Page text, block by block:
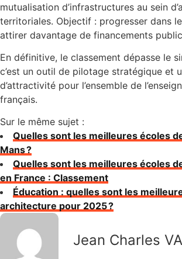
mutualisation d’infrastructures au sein
territoriales. Objectif : progresser dans
attirer davantage de financements
En définitive, le classement dépasse le
c’est un outil de pilotage stratégique et
d’attractivité pour l’ensemble de
français.
Sur le même sujet :
Quelles sont les meilleures écoles
Mans ?
Quelles sont les meilleures écoles
en France : Classement
Éducation : quelles sont les
architecture pour 2025 ?
Jean Charles VA